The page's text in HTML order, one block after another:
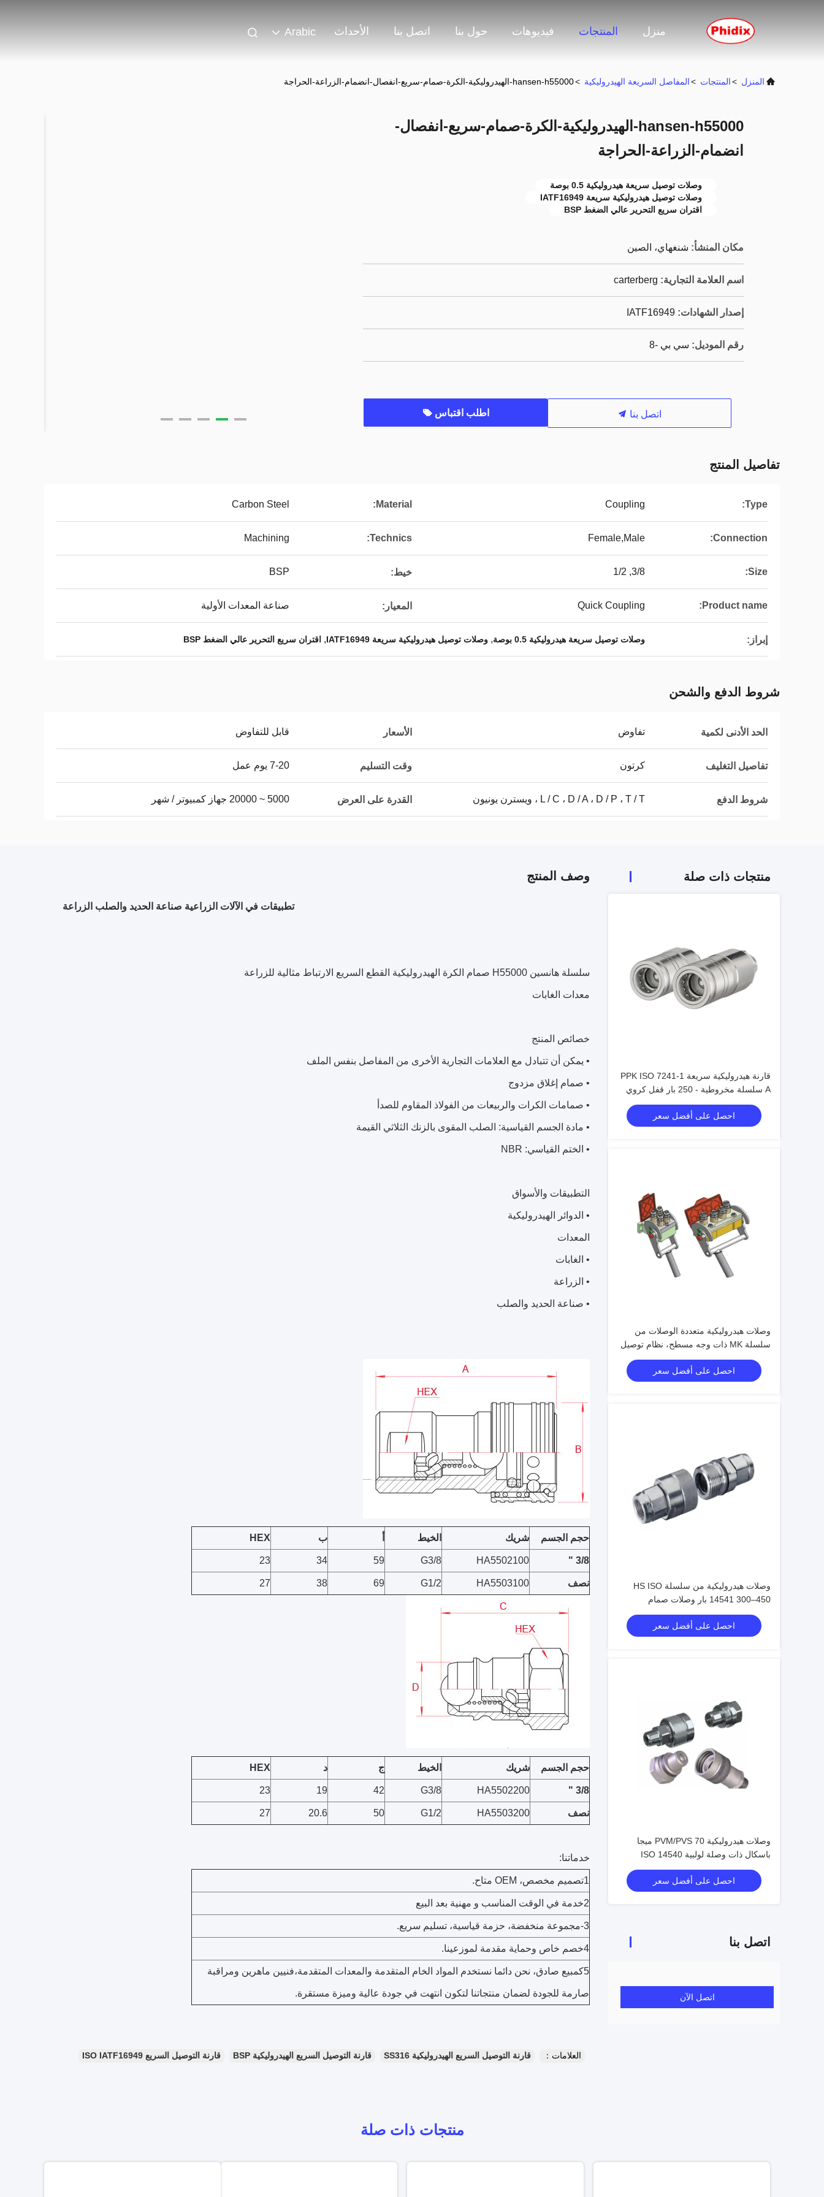
منزل المنتجات فيديوهات حول بنا اتصل بنا الأحداث Arabic
المنزل >المنتجات >المفاصل السريعة الهيدروليكية >hansen-h55000-الهيدروليكية-الكرة-صمام-سريع-انفصال-انضمام-الزراعة-الحراجة
hansen-h55000-الهيدروليكية-الكرة-صمام-سريع-انفصال-
انضمام-الزراعة-الحراجة
وصلات توصيل سريعة هيدروليكية 0.5 بوصة
وصلات توصيل هيدروليكية سريعة IATF16949
اقتران سريع التحرير عالي الضغط BSP
مكان المنشأ: شنغهاي، الصين
اسم العلامة التجارية: carterberg
إصدار الشهادات: IATF16949
رقم الموديل: سي بي -8
اتصل بنا اطلب اقتباس
تفاصيل المنتج
Type:
Coupling
Material:
Carbon Steel
Connection:
Female,Male
Technics:
Machining
Size:
3/8, 1/2 خيط: BSP
Product name:
Quick Coupling المعيار: صناعة المعدات الأولية
إبراز: وصلات توصيل سريعة هيدروليكية 0.5 بوصة , وصلات توصيل هيدروليكية سريعة IATF16949 , اقتران سريع التحرير عالي الضغط BSP
شروط الدفع والشحن
الحد الأدنى لكمية تفاوض الأسعار قابل للتفاوض
تفاصيل التغليف كرتون وقت التسليم 7-20 يوم عمل
شروط الدفع L / C ، D / A ، D / P ، T / T ، ويسترن يونيون القدرة على العرض 5000 ~ 20000 جهاز كمبيوتر / شهر
منتجات ذات صلة
قارنة هيدروليكية سريعة PPK ISO 7241-1
A سلسلة مخروطية - 250 بار قفل كروي
فولاذي للآلات الثقيلة
احصل على أفضل سعر
وصلات هيدروليكية متعددة الوصلات من
سلسلة MK ذات وجه مسطح، نظام توصيل
سريع بقفل الكامة وفقًا لمعيار ISO
احصل على أفضل سعر
وصلات هيدروليكية من سلسلة HS ISO
14541 300–450 بار وصلات صمام
مخروطي للتوصيل الملولب
احصل على أفضل سعر
وصلات هيدروليكية PVM/PVS 70 ميجا
باسكال ذات وصلة لولبية ISO 14540
موصلات صمام مخروطي عالي الضغط
احصل على أفضل سعر
اتصل بنا
اتصل الآن
وصف المنتج
تطبيقات في الآلات الزراعية صناعة الحديد والصلب الزراعة
سلسلة هانسين H55000 صمام الكرة الهيدروليكية القطع السريع الارتباط مثالية للزراعة
معدات الغابات
خصائص المنتج
• يمكن أن تتبادل مع العلامات التجارية الأخرى من المفاصل بنفس الملف
• صمام إغلاق مزدوج
• صمامات الكرات والربيعات من الفولاذ المقاوم للصدأ
• مادة الجسم القياسية: الصلب المقوى بالزنك الثلاثي القيمة
• الختم القياسي: NBR
التطبيقات والأسواق
• الدوائر الهيدروليكية
المعدات
• الغابات
• الزراعة
• صناعة الحديد والصلب
حجم الجسم شريك الخيط ب HEX
3/8 "
HA5502100
G3/8
59
34
23
نصف HA5503100
G1/2
69
38
27
حجم الجسم شريك الخيط ج د HEX
3/8 "
HA5502200
G3/8
42
19
23
نصف HA5503200
G1/2
50
20.6
27
خدماتنا:
1تصميم مخصص، OEM متاح.
2خدمة في الوقت المناسب و مهنية بعد البيع
3-مجموعة منخفضة، حزمة قياسية، تسليم سريع.
4خصم خاص وحماية مقدمة لموزعينا.
5كمبيع صادق، نحن دائما نستخدم المواد الخام المتقدمة والمعدات المتقدمة،فنيين ماهرين ومراقبة
صارمة للجودة لضمان منتجاتنا لتكون انتهت في جودة عالية وميزة مستقرة.
العلامات： قارنة التوصيل السريع الهيدروليكية SS316 قارنة التوصيل السريع الهيدروليكية BSP قارنة التوصيل السريع ISO IATF16949
منتجات ذات صلة